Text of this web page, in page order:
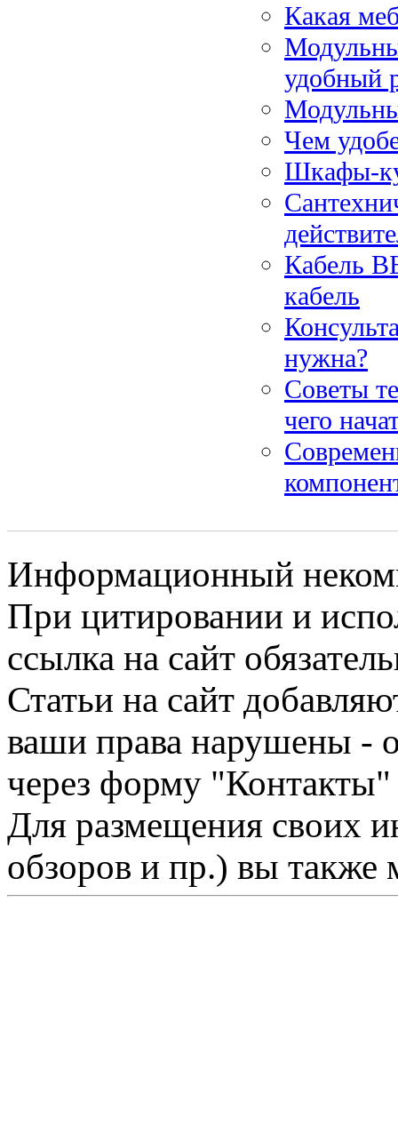
Какая
удобный
Чем
Шкафы-
Кабель
кабель
нужна?
Советы
чего
Информационный
При цитировании и
ссылка на сайт
Статьи на сайт
ваши права нарушены -
через форму "Контакты"
Для размещения своих
обзоров и пр.) вы также